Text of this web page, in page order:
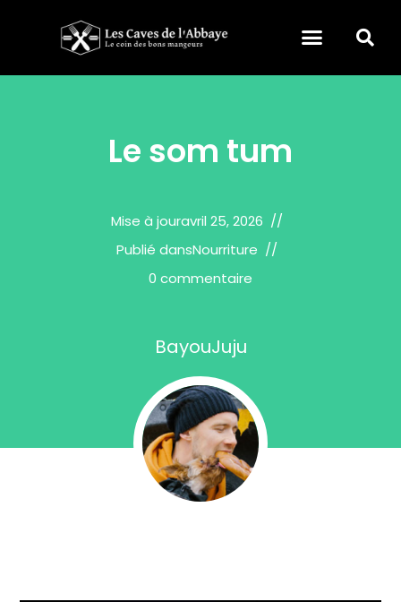
Le som tum
Mise à jouravril 25, 2026
Publié dansNourriture
0 commentaire
BayouJuju